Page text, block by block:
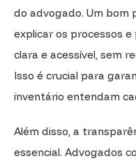
do advogado. Um bom
explicar os processos
clara e acessível, sem
Isso é crucial para
inventário entendam
Além disso, a
essencial. Advogados